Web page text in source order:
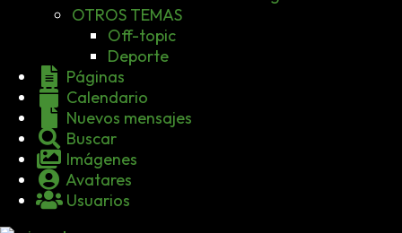
OTROS TEMAS
Off-topic
Deporte
Páginas
Calendario
Nuevos mensajes
Buscar
Imágenes
Avatares
Usuarios